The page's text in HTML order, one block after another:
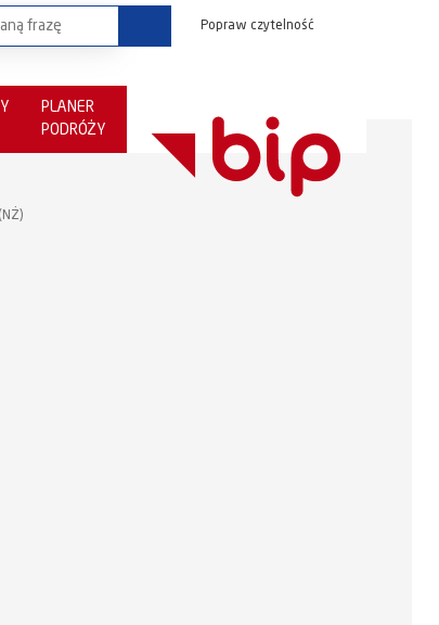
Popraw czytelność
PLANER
PODRÓŻY